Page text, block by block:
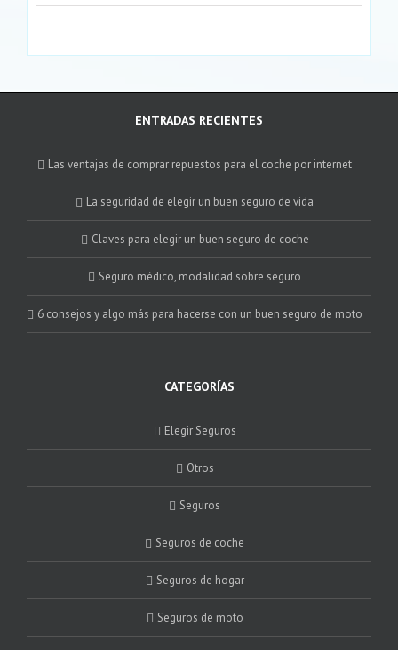
ENTRADAS RECIENTES
Las ventajas de comprar repuestos para el coche por internet
La seguridad de elegir un buen seguro de vida
Claves para elegir un buen seguro de coche
Seguro médico, modalidad sobre seguro
6 consejos y algo más para hacerse con un buen seguro de moto
CATEGORÍAS
Elegir Seguros
Otros
Seguros
Seguros de coche
Seguros de hogar
Seguros de moto